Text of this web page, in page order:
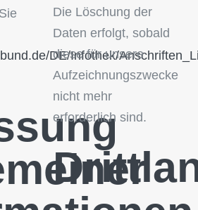
DE/Infothek/
Die Löschung der
Daten erfolgt, sobald
diese für unsere
Aufzeichnungszwecke
nicht mehr
erforderlich sind.